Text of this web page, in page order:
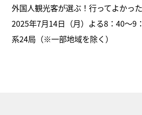
外国人観光客が選ぶ！行ってよかっ
2025年7月14日（月）よる8：40～9
系24局（※一部地域を除く）